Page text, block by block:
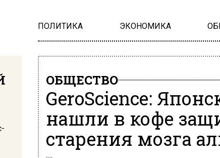
ПОЛИТИКА ЭКОНОМИКА
ОБЩЕСТВО
GeroScience:
нашли в кофе
старения мозга